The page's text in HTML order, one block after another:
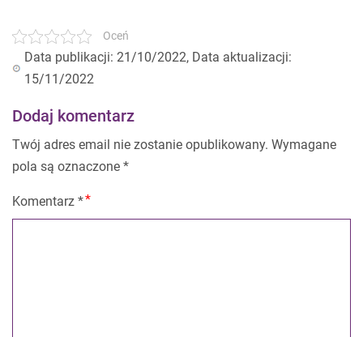
Oceń
Data publikacji: 21/10/2022, Data aktualizacji:
15/11/2022
Dodaj komentarz
Twój adres email nie zostanie opublikowany. Wymagane
pola są oznaczone *
Komentarz *